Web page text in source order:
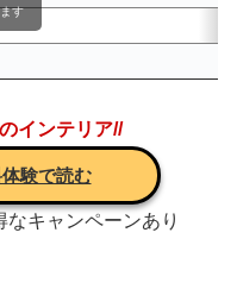
す
インテリア//
験で読む
キャンペーンあり